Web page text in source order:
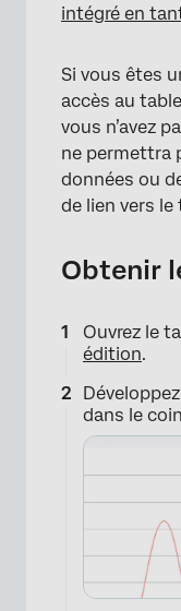
intégré en
Si vous êtes
accès au
vous n’avez
ne permettra
données ou
de lien vers le
Obtenir
Ouvrez le
édition.
dans le